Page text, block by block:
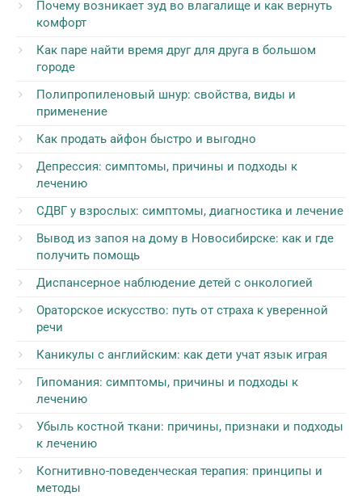
Почему возникает зуд во влагалище и как вернуть
комфорт
Как паре найти время друг для друга в большом
городе
Полипропиленовый шнур: свойства, виды и
применение
Как продать айфон быстро и выгодно
Депрессия: симптомы, причины и подходы к
лечению
СДВГ у взрослых: симптомы, диагностика и лечение
Вывод из запоя на дому в Новосибирске: как и где
получить помощь
Диспансерное наблюдение детей с онкологией
Ораторское искусство: путь от страха к уверенной
речи
Каникулы с английским: как дети учат язык играя
Гипомания: симптомы, причины и подходы к
лечению
Убыль костной ткани: причины, признаки и подходы
к лечению
Когнитивно-поведенческая терапия: принципы и
методы